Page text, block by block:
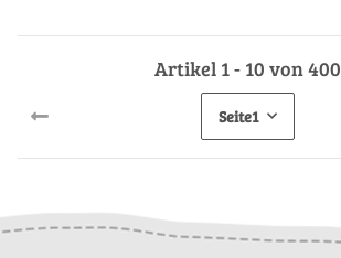
Artikel 1 - 10 von 400
Seite1